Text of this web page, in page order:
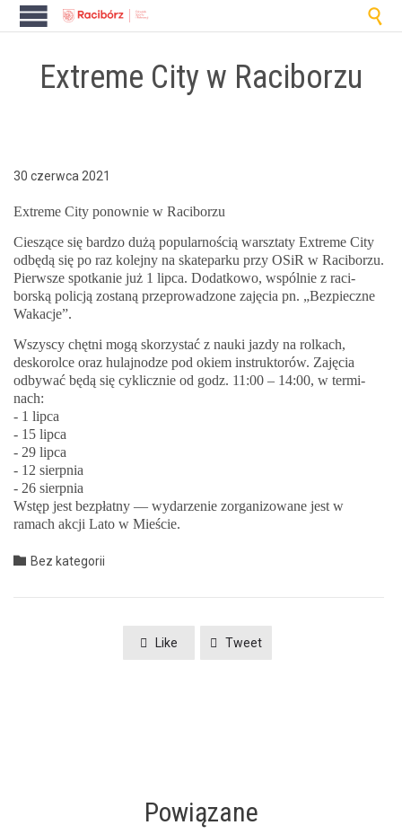

Extreme City w Raciborzu
30 czerwca 2021
Extreme City ponown­ie w Raciborzu
Cieszące się bard­zo dużą pop­u­larnoś­cią warsz­taty Extreme City
odbędą się po raz kole­jny na skateparku przy OSiR w Raci­borzu.
Pier­wsze spotkanie już 1 lip­ca. Dodatkowo, wspól­nie z raci­
borską policją zostaną przeprowad­zone zaję­cia pn. „Bez­pieczne
Wakacje”.
Wszyscy chęt­ni mogą sko­rzys­tać z nau­ki jazdy na rolkach,
desko­rolce oraz hula­jn­odze pod okiem instruk­torów. Zaję­cia
odby­wać będą się cyk­licznie od godz. 11:00 – 14:00, w ter­mi­
nach:
- 1 lip­ca
- 15 lip­ca
- 29 lip­ca
- 12 sierp­nia
- 26 sierp­nia
Wstęp jest bezpłat­ny — wydarze­nie zor­ga­ni­zowane jest w
ramach akcji Lato w Mieście.
 Category
Bez kategorii
Like Tweet
Powiązane